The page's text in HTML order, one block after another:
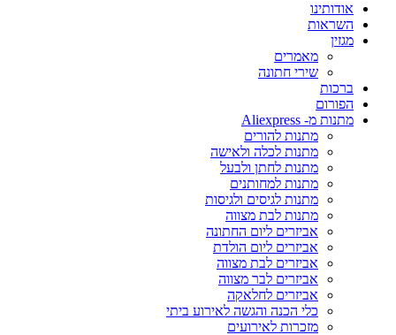
אודותינו
השראות
מגזין
מאמרים
שירי חתונה
ברכות
הפורום
מתנות מ- Aliexpress
מתנות להורים
מתנות לכלה ולאישה
מתנות לחתן ולבעל
מתנות למחותנים
מתנות לגיסים ולגיסות
מתנות לבת מצווה
אביזרים ליום החתונה
אביזרים ליום הולדת
אביזרים לבת מצווה
אביזרים לבר מצווה
אביזרים לחלאקה
כלי הכנה והגשה לאירוע ביתי
מזכרות לאירועים